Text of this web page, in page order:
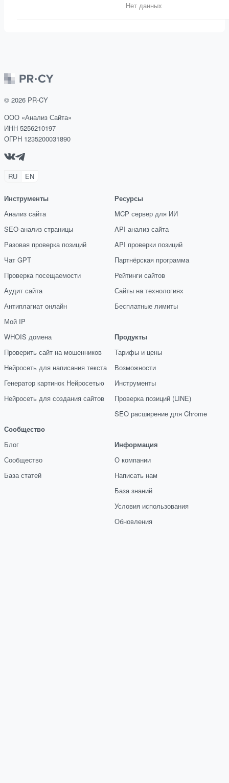
Нет данных
© 2026 PR-CY
ООО «Анализ Сайта»
ИНН 5256210197
ОГРН 1235200031890
RU EN
Инструменты
Анализ сайта
SEO-анализ страницы
Разовая проверка позиций
Чат GPT
Проверка посещаемости
Аудит сайта
Антиплагиат онлайн
Мой IP
WHOIS домена
Проверить сайт на мошенников
Нейросеть для написания текста
Генератор картинок Нейросетью
Нейросеть для создания сайтов
Сообщество
Блог
Сообщество
База статей
Ресурсы
MCP сервер для ИИ
API анализ сайта
API проверки позиций
Партнёрская программа
Рейтинги сайтов
Сайты на технологиях
Бесплатные лимиты
Продукты
Тарифы и цены
Возможности
Инструменты
Проверка позиций (LINE)
SEO расширение для Chrome
Информация
О компании
Написать нам
База знаний
Условия использования
Обновления